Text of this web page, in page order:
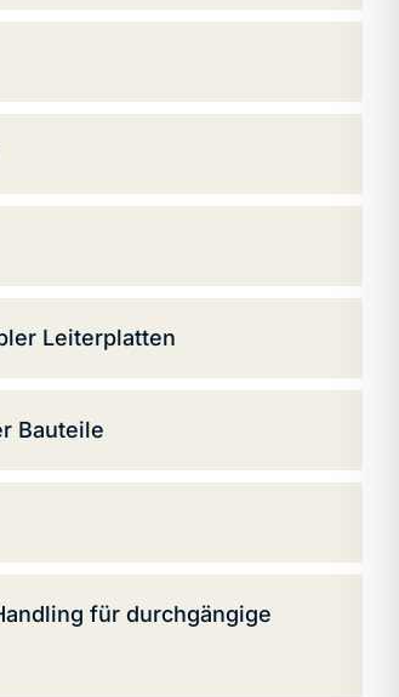
Leiterplatten
Bauteile
für durchgängige